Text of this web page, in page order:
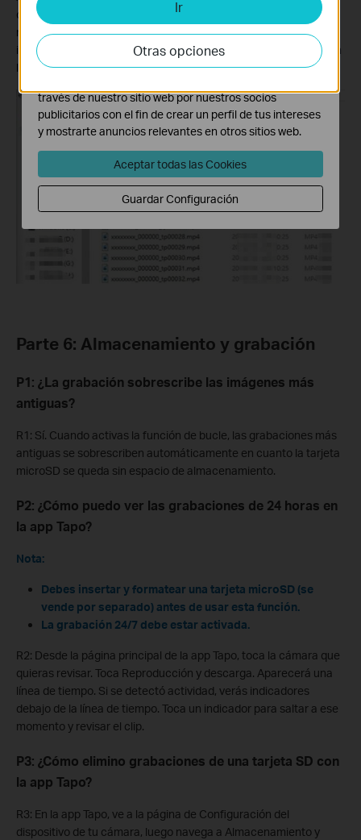
carpetas vacías no se pueden abrir ni reproducir porque todavía
no contienen ninguna grabación. Los clips de vídeo grabados
irán llenando estas carpetas una a una a medida que se realicen
las grabaciones.
Parte 6: Almacenamiento y grabación
P1: ¿La grabación sobrescribe las imágenes más
antiguas?
R1: Sí. Cuando activas la función de bucle, las grabaciones más
antiguas se sobrescriben automáticamente en cuanto la tarjeta
microSD se queda sin espacio de almacenamiento.
P2: ¿Cómo puedo ver las grabaciones de 24 horas en
la app Tapo?
Nota:
Debes insertar y formatear una tarjeta microSD (se
vende por separado) antes de usar esta función.
La grabación 24/7 debe estar activada.
R2: Desde la página principal de la app Tapo, toca la cámara que
quieras revisar. Toca Reproducción y descarga. Aparecerá una
línea de tiempo. Si se detectó actividad, verás indicadores
debajo de la línea de tiempo. Toca un indicador para saltar a ese
momento y revisar el clip.
P3: ¿Cómo elimino grabaciones de una tarjeta SD con
la app Tapo?
R3: En la app Tapo, ve a la página de Configuración del
dispositivo de tu cámara, luego navega a Almacenamiento y
Ir
Otras opciones
Cookies de Análisis y de Marketing
Las cookies de análisis nos permiten analizar tus
actividades en nuestro sitio web con el fin de mejorar y
adaptar la funcionalidad del mismo.
través de nuestro sitio web por nuestros socios
publicitarios con el fin de crear un perfil de tus intereses
y mostrarte anuncios relevantes en otros sitios web.
Aceptar todas las Cookies
Guardar Configuración